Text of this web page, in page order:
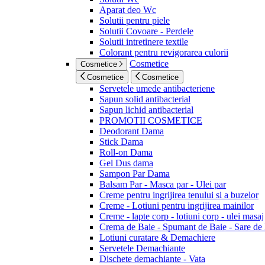
Aparat deo Wc
Solutii pentru piele
Solutii Covoare - Perdele
Solutii intretinere textile
Colorant pentru revigorarea culorii
Cosmetice Cosmetice
Cosmetice Cosmetice
Servetele umede antibacteriene
Sapun solid antibacterial
Sapun lichid antibacterial
PROMOTII COSMETICE
Deodorant Dama
Stick Dama
Roll-on Dama
Gel Dus dama
Sampon Par Dama
Balsam Par - Masca par - Ulei par
Creme pentru ingrijirea tenului si a buzelor
Creme - Lotiuni pentru ingrijirea mainilor
Creme - lapte corp - lotiuni corp - ulei masaj
Crema de Baie - Spumant de Baie - Sare de
Lotiuni curatare & Demachiere
Servetele Demachiante
Dischete demachiante - Vata